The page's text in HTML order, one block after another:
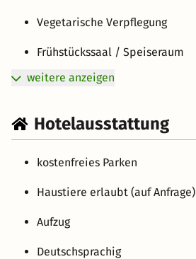
Vegetarische Verpflegung
Frühstückssaal / Speiseraum
weitere anzeigen
Hotelausstattung
kostenfreies Parken
Haustiere erlaubt (auf Anfrage)
Aufzug
Deutschsprachig